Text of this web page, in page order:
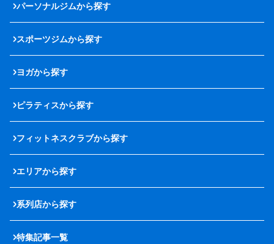
パーソナルジムから探す
スポーツジムから探す
ヨガから探す
ピラティスから探す
フィットネスクラブから探す
エリアから探す
系列店から探す
特集記事一覧